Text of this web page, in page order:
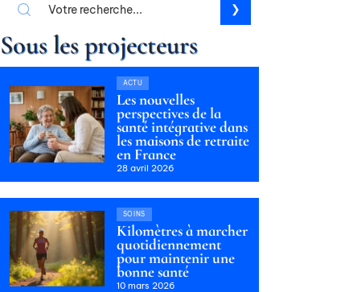
Sous les projecteurs
ACTU
Les nouvelles
perspectives de la
santé intégrative dans
les maisons de retraite
en France
28 avril 2026
SOINS
Kilomètres à marcher
quotidiennement
pour maintenir une
bonne santé
10 mars 2026